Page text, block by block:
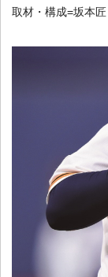
取材・構成=坂本匠